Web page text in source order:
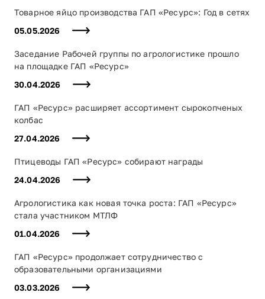
Товарное яйцо производства ГАП «Ресурс»: Год в сетях
05.05.2026
Заседание Рабочей группы по агрологистике прошло
на площадке ГАП «Ресурс»
30.04.2026
ГАП «Ресурс» расширяет ассортимент сырокопченых
колбас
27.04.2026
Птицеводы ГАП «Ресурс» собирают награды
24.04.2026
Агрологистика как новая точка роста: ГАП «Ресурс»
стала участником МТЛФ
01.04.2026
ГАП «Ресурс» продолжает сотрудничество с
образовательными организациями
03.03.2026